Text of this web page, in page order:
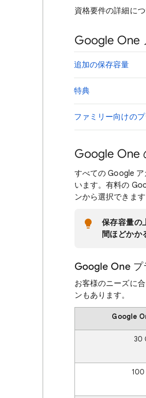
資格要件の詳細に
Google One
追加の保存容量
特典
ファミリー向けの
Google One
すべての Google
います。有料の
ンから選択できま
保存容量の
間ほどかか
Google One プ
お客様のニーズに
ンもあります。
Google
30
100